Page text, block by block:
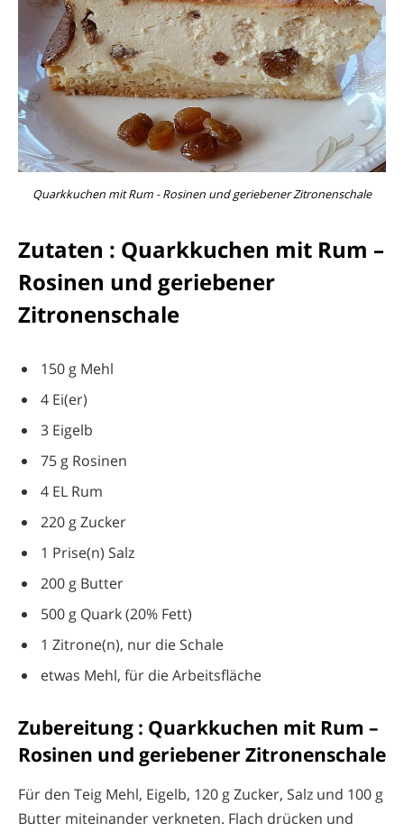
Quarkkuchen mit Rum - Rosinen und geriebener Zitronenschale
Zutaten : Quarkkuchen mit Rum –
Rosinen und geriebener
Zitronenschale
150 g Mehl
4 Ei(er)
3 Eigelb
75 g Rosinen
4 EL Rum
220 g Zucker
1 Prise(n) Salz
200 g Butter
500 g Quark (20% Fett)
1 Zitrone(n), nur die Schale
etwas Mehl, für die Arbeitsfläche
Zubereitung : Quarkkuchen mit Rum –
Rosinen und geriebener Zitronenschale
Für den Teig Mehl, Eigelb, 120 g Zucker, Salz und 100 g
Butter miteinander verkneten. Flach drücken und